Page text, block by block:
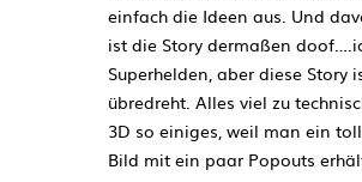
einfach die Ideen aus. Und
ist die Story dermaßen
Superhelden, aber diese Story
übredreht. Alles viel zu
3D so einiges, weil man ein
Bild mit ein paar Popouts